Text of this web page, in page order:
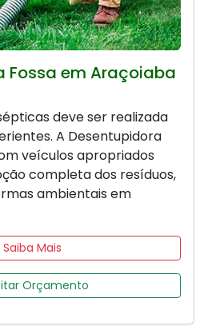
Fossa em Araçoiaba
deve ser realizada
A Desentupidora
veículos apropriados
completa dos resíduos,
ambientais em
Saiba Mais
Orçamento